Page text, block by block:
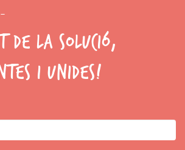
DE LA SOLUCIÓ,
I UNIDES!